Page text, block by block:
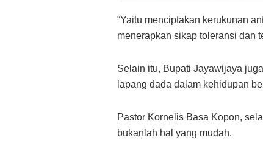
“Yaitu menciptakan kerukunan
menerapkan sikap toleransi dan
Selain itu, Bupati Jayawijaya
lapang dada dalam kehidupan
Pastor Kornelis Basa Kopon,
bukanlah hal yang mudah.